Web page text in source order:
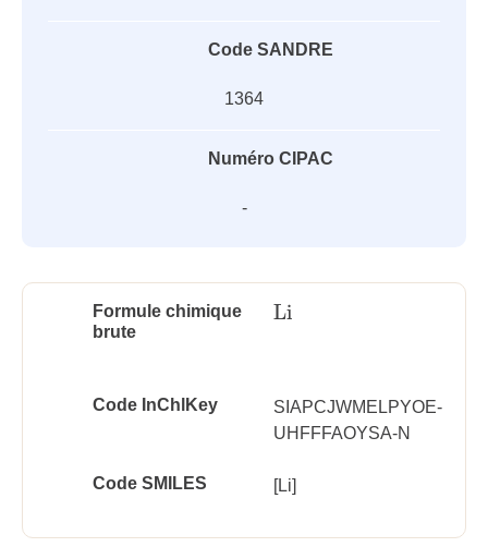
Code SANDRE
1364
Numéro CIPAC
-
Formule chimique
brute
Li
Li
Code InChlKey
SIAPCJWMELPYOE-
UHFFFAOYSA-N
Code SMILES [Li]